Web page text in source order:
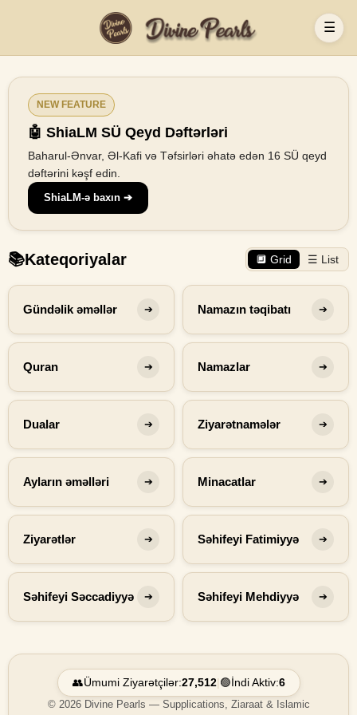
☰
NEW FEATURE
🤖 ShiaLM SÜ Qeyd Dəftərləri
Baharul-Ənvar, Əl-Kafi və Təfsirləri əhatə edən 16 SÜ qeyd
dəftərini kəşf edin.
ShiaLM-ə baxın ➔
📚Kateqoriyalar 🔲 Grid ☰ List
Gündəlik əməllər ➔ Namazın təqibatı ➔
Quran ➔ Namazlar ➔
Dualar ➔ Ziyarətnamələr ➔
Ayların əməlləri ➔ Minacatlar ➔
Ziyarətlər ➔ Səhifeyi Fatimiyyə ➔
Səhifeyi Səccadiyyə ➔ Səhifeyi Mehdiyyə ➔
👥Ümumi Ziyarətçilər:27,512| 🟢 İndi Aktiv:6
© 2026 Divine Pearls — Supplications, Ziaraat & Islamic